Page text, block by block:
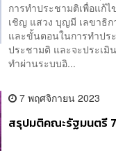
การทำประชามติเพื่อแก้
เชิญ แสวง บุญมี เลขาธิก
และขั้นตอนในการทำปร
ประชามติ และจะประเมิ
ทำผ่านระบบอิ...
7 พฤศจิกายน 2023
สรุปมติคณะรัฐมนตรี